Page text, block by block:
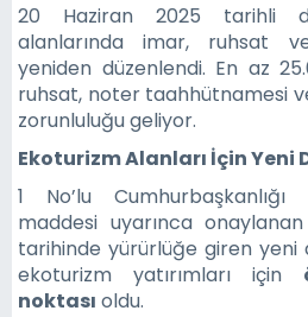
20 Haziran 2025 tarihli
alanlarında imar, ruhsat
yeniden düzenlendi. En az
ruhsat, noter taahhütnamesi
zorunluluğu geliyor.
Ekoturizm Alanları İçin Yeni
1 No’lu Cumhurbaşkanlığı
maddesi uyarınca
tarihinde yürürlüğe giren yeni
ekoturizm yatırımları için
noktası oldu.